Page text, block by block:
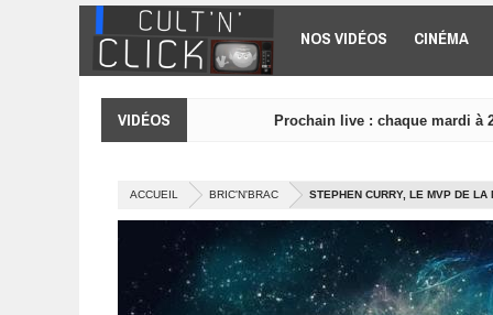
Aller au contenu principal
NOS VIDÉOS CINÉMA
VIDÉOS Prochain live : chaque mardi à
ACCUEIL BRIC'N'BRAC STEPHEN CURRY, LE MVP DE LA